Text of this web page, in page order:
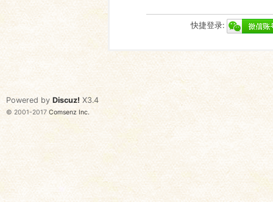
快捷登录:
Powered by Discuz! X3.4
© 2001-2017 Comsenz Inc.